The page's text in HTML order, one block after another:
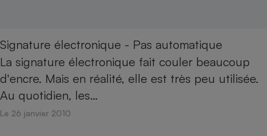
Signature électronique - Pas automatique
La signature électronique fait couler beaucoup
d'encre. Mais en réalité, elle est très peu utilisée.
Au quotidien, les…
Le 26 janvier 2010